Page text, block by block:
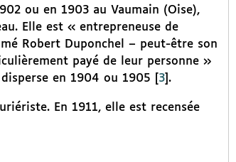
ou en 1903 au Vaumain (Oise),
Elle est « entrepreneuse de
Robert Duponchel – peut-être son
payé de leur personne »
en 1904 ou 1905 3] .
En 1911, elle est recensée